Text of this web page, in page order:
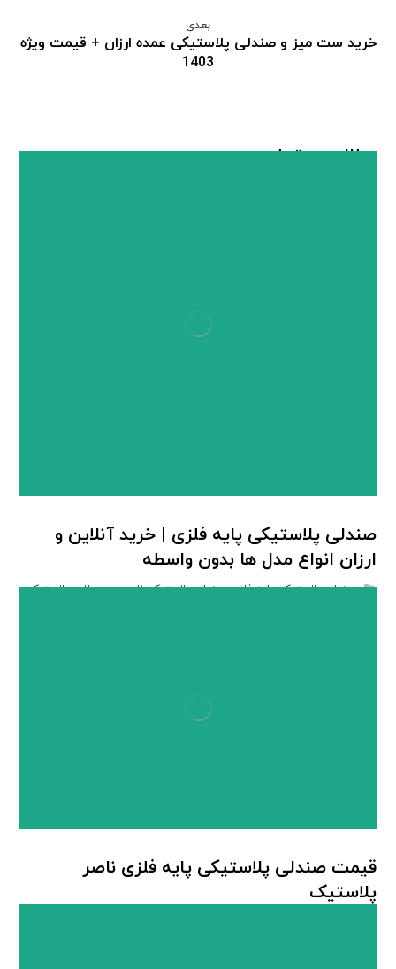
بعدی
خرید ست میز و صندلی پلاستیکی عمده ارزان + قیمت ویژه
1403
مطالب مرتبط ...
صندلی پلاستیکی پایه فلزی | خرید آنلاین و
ارزان انواع مدل ها بدون واسطه
صندلی پلاستیکی پایه فلزی,صندلی پلاستیکی ناصر,محصولات پلاستیکی
قیمت صندلی پلاستیکی پایه فلزی ناصر
پلاستیک